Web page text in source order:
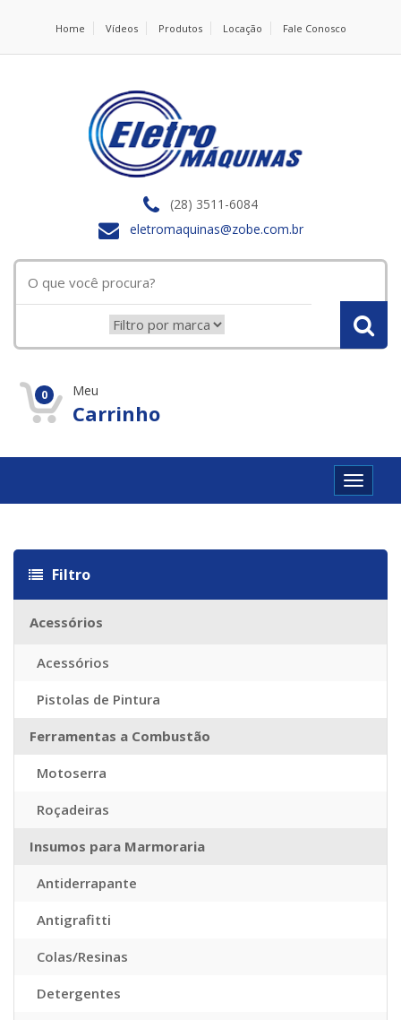
Home Vídeos Produtos Locação Fale Conosco
(28) 3511-6084
eletromaquinas@zobe.com.br
0 Meu
Carrinho
Toggle
Filtro
Acessórios
Acessórios
Pistolas de Pintura
Ferramentas a Combustão
Motoserra
Roçadeiras
Insumos para Marmoraria
Antiderrapante
Antigrafitti
Colas/Resinas
Detergentes